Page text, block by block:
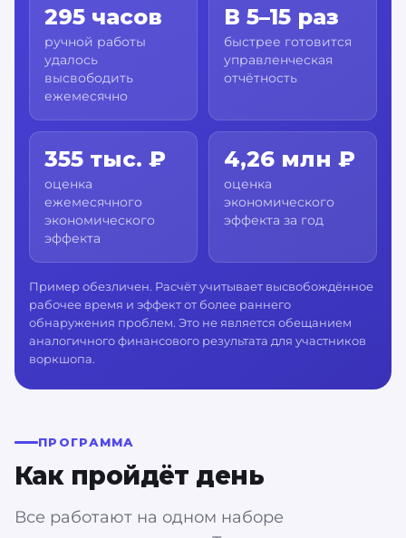
295 часов
ручной работы
удалось
высвободить
ежемесячно
В 5–15 раз
быстрее готовится
управленческая
отчётность
355 тыс. ₽
оценка
ежемесячного
экономического
эффекта
4,26 млн ₽
оценка
экономического
эффекта за год
Пример обезличен. Расчёт учитывает высвобождённое
рабочее время и эффект от более раннего
обнаружения проблем. Это не является обещанием
аналогичного финансового результата для участников
воркшопа.
ПРОГРАММА
Как пройдёт день
Все работают на одном наборе